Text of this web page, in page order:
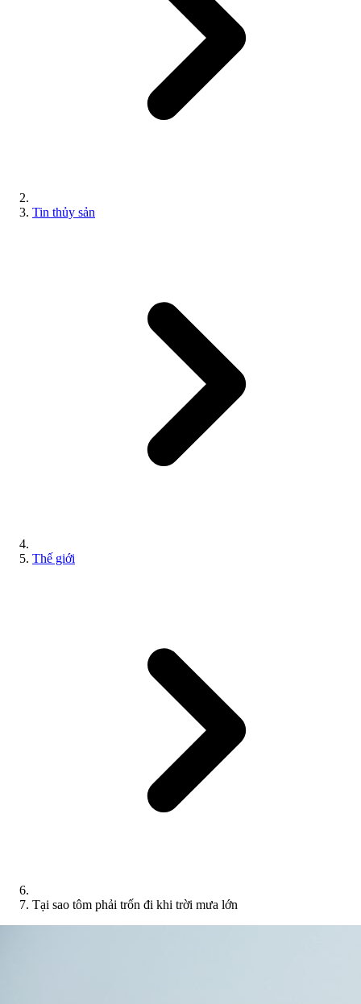
Tin thủy sản
Thế giới
Tại sao tôm phải trốn đi khi trời mưa lớn